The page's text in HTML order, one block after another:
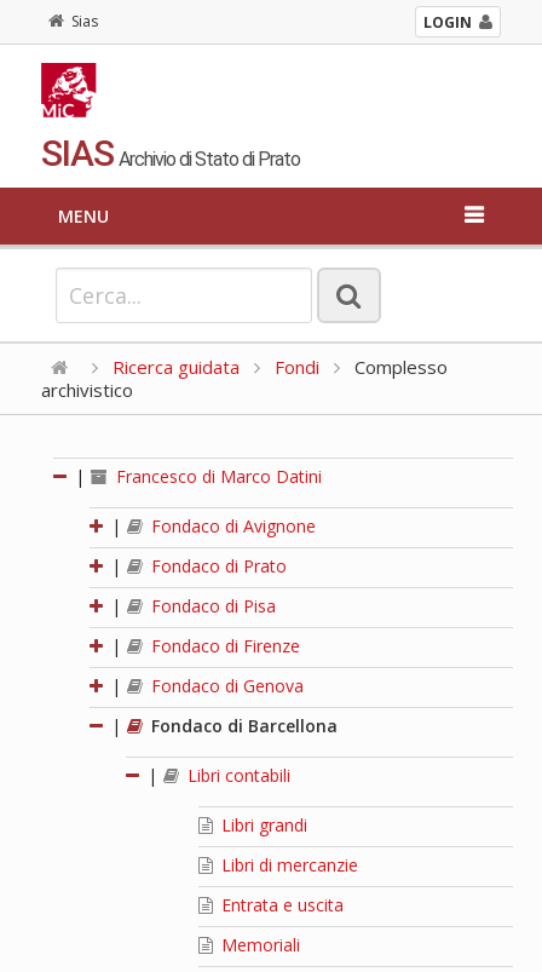
Sias LOGIN
SIAS Archivio di Stato di Prato
MENU
Ricerca guidata Fondi
Complesso
archivistico
| Francesco di Marco Datini
|
Fondaco di Avignone
|
Fondaco di Prato
|
Fondaco di Pisa
|
Fondaco di Firenze
|
Fondaco di Genova
|
Fondaco di Barcellona
| Libri contabili
Libri grandi
Libri di mercanzie
Entrata e uscita
Memoriali